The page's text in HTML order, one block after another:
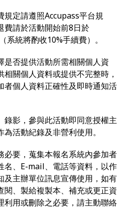
規定請遵照Accupass平台規
費請於活動開始前8日於
系統將酌收10%手續費）。
是否提供活動所需相關個人資
關個人資料或提供不完整時，
者個人資料正確性及即時通知活
錄影，參與此活動即同意授權主
活動紀錄及非營利使用。
必要，蒐集本報名系統內參加者
名、E-mail、電話等資料，以作
及主辦單位訊息宣傳使用，如有
閱、製給複製本、補充或更正資
利用或刪除之必要，請主動聯絡